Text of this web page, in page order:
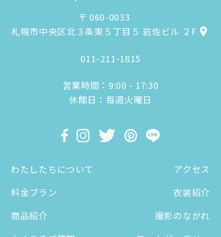
〒 060-0033
札幌市中央区北３条東５丁目５ 岩佐ビル ２F
011-211-1815
営業時間：9:00 - 17:30
休館日：毎週火曜日
わたしたちについて
アクセス
料金プラン
衣装紹介
商品紹介
撮影のながれ